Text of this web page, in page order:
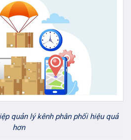
quản lý kênh phân phối hiệu quả
hơn